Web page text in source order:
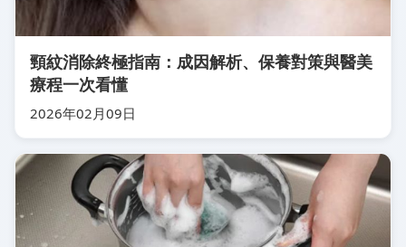
頸紋消除終極指南：成因解析、保養對策與醫美
療程一次看懂
2026年02月09日